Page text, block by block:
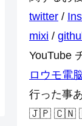
twitter /
mixi /
YouTube
ロウモ電
行った事
🇯🇵 🇨🇳